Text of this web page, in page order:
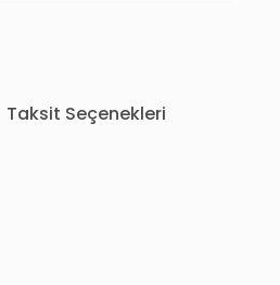
Taksit Seçenekleri